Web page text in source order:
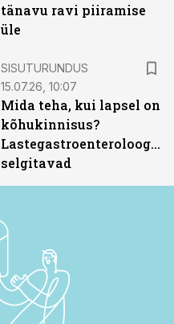
tänavu ravi piiramise
üle
SISUTURUNDUS
15.07.26, 10:07
Mida teha, kui lapsel on
kõhukinnisus?
Lastegastroenteroloogid
selgitavad